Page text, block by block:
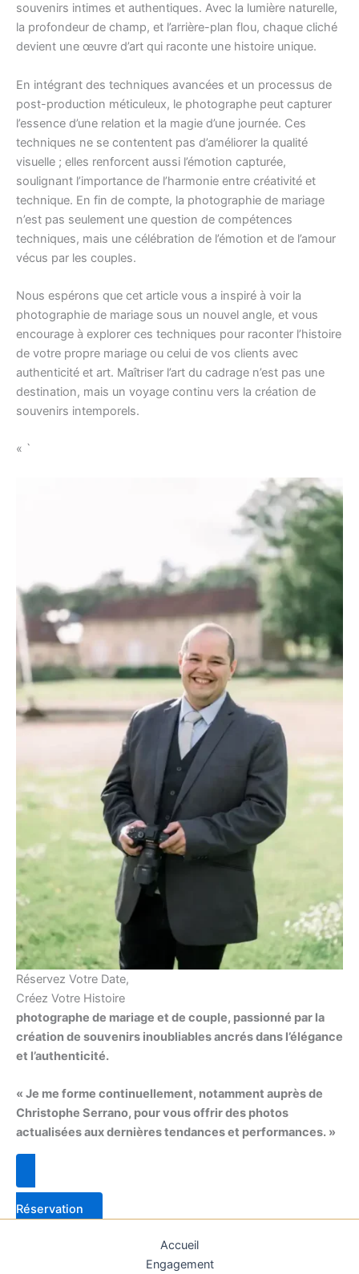
souvenirs intimes et authentiques. Avec la lumière naturelle,
la profondeur de champ, et l’arrière-plan flou, chaque cliché
devient une œuvre d’art qui raconte une histoire unique.
En intégrant des techniques avancées et un processus de
post-production méticuleux, le photographe peut capturer
l’essence d’une relation et la magie d’une journée. Ces
techniques ne se contentent pas d’améliorer la qualité
visuelle ; elles renforcent aussi l’émotion capturée,
soulignant l’importance de l’harmonie entre créativité et
technique. En fin de compte, la photographie de mariage
n’est pas seulement une question de compétences
techniques, mais une célébration de l’émotion et de l’amour
vécus par les couples.
Nous espérons que cet article vous a inspiré à voir la
photographie de mariage sous un nouvel angle, et vous
encourage à explorer ces techniques pour raconter l’histoire
de votre propre mariage ou celui de vos clients avec
authenticité et art. Maîtriser l’art du cadrage n’est pas une
destination, mais un voyage continu vers la création de
souvenirs intemporels.
« `
Réservez Votre Date,
Créez Votre Histoire
photographe de mariage et de couple, passionné par la
création de souvenirs inoubliables ancrés dans l’élégance
et l’authenticité.
« Je me forme continuellement, notamment auprès de
Christophe Serrano, pour vous offrir des photos
actualisées aux dernières tendances et performances. »
Réservation
Accueil
Engagement